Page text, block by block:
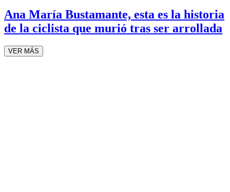
Ana María Bustamante, esta es la historia
de la ciclista que murió tras ser arrollada
VER MÁS